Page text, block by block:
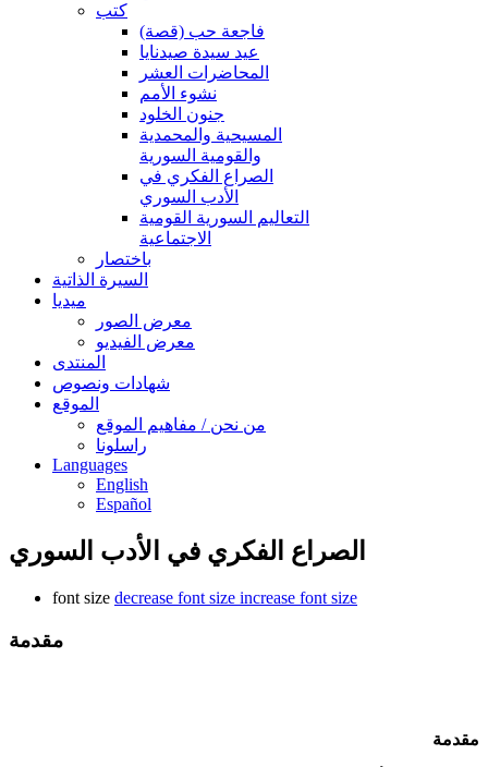
كتب
فاجعة حب (قصة)
عيد سيدة صيدنايا
المحاضرات العشر
نشوء الأمم
جنون الخلود
المسيحية والمحمدية
والقومية السورية
الصراع الفكري في
الأدب السوري
التعاليم السورية القومية
الاجتماعية
باختصار
السيرة الذاتية
ميديا
معرض الصور
معرض الفيديو
المنتدى
شهادات ونصوص
الموقع
من نحن / مفاهيم الموقع
راسلونا
Languages
English
Español
الصراع الفكري في الأدب السوري
font size decrease font size increase font size
مقدمة
مقدمة